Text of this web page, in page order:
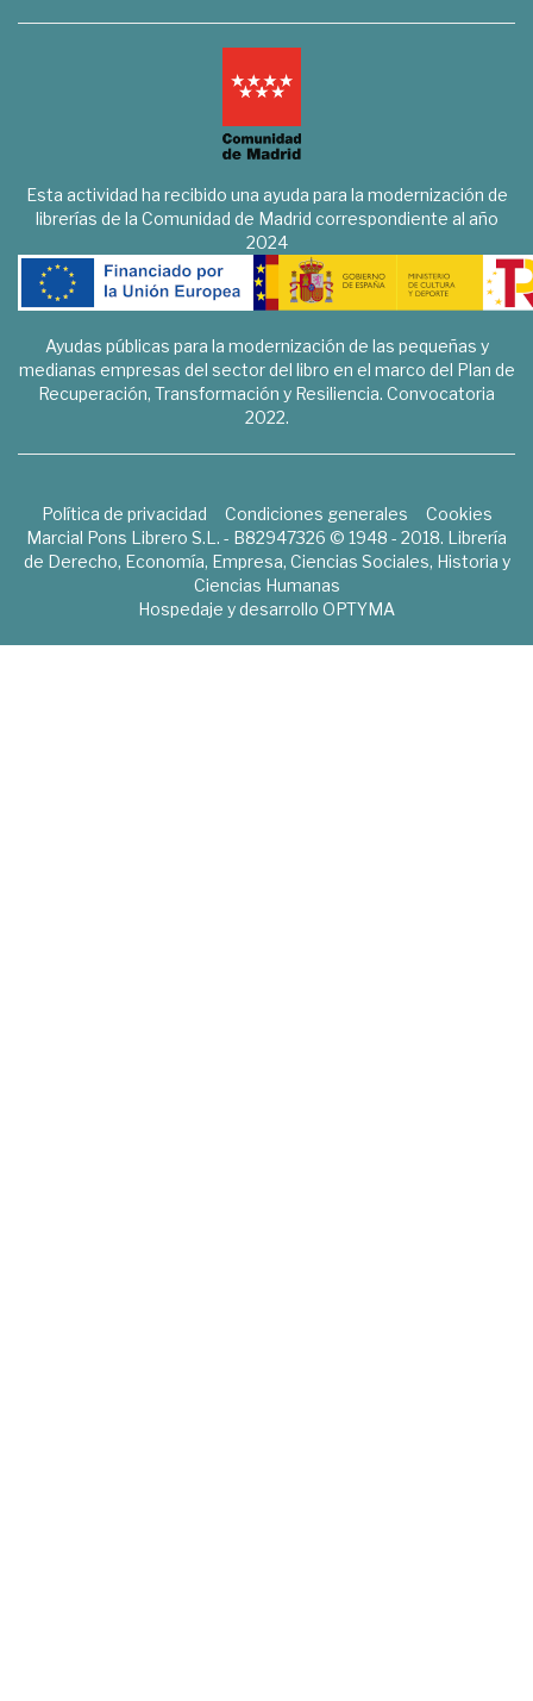
Esta actividad ha recibido una ayuda para la modernización de
librerías de la Comunidad de Madrid correspondiente al año
2024
Ayudas públicas para la modernización de las pequeñas y
medianas empresas del sector del libro en el marco del Plan de
Recuperación, Transformación y Resiliencia. Convocatoria
2022.
Política de privacidad Condiciones generales
Cookies
Marcial Pons Librero S.L. - B82947326 © 1948 - 2018. Librería
de Derecho, Economía, Empresa, Ciencias Sociales, Historia y
Ciencias Humanas
Hospedaje y desarrollo OPTYMA